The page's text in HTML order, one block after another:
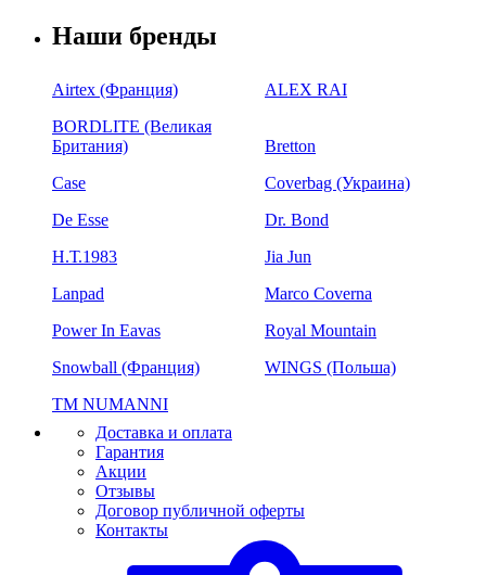
Наши бренды
Airtex (Франция)
ALEX RAI
BORDLITE (Великая
Британия)
Bretton
Case
Coverbag (Украина)
De Esse
Dr. Bond
H.Т.1983
Jia Jun
Lanpad
Marco Coverna
Power In Eavas
Royal Mountain
Snowball (Франция)
WINGS (Польша)
ТМ NUMANNI
Доставка и оплата
Гарантия
Акции
Отзывы
Договор публичной оферты
Контакты